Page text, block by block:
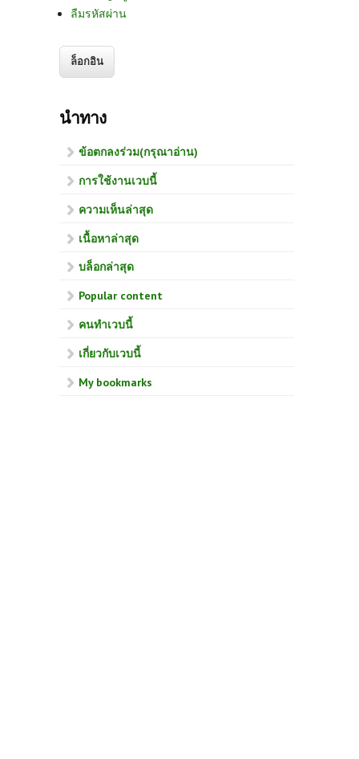
ลืมรหัสผ่าน
นำทาง
ข้อตกลงร่วม(กรุณาอ่าน)
การใช้งานเวบนี้
ความเห็นล่าสุด
เนื้อหาล่าสุด
บล็อกล่าสุด
Popular content
คนทำเวบนี้
เกี่ยวกับเวบนี้
My bookmarks